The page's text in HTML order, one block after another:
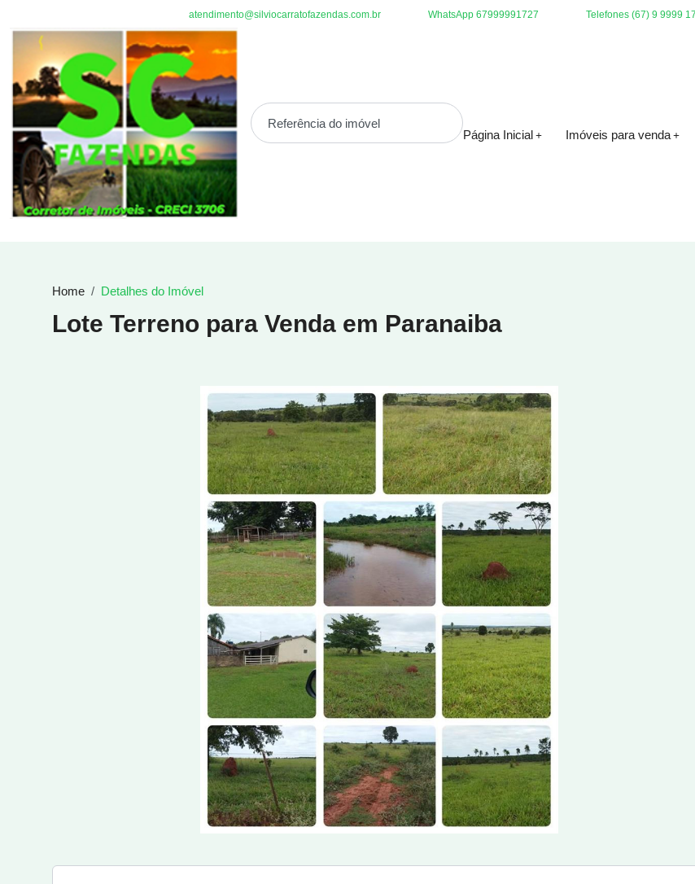
atendimento@silviocarratofazendas.com.br WhatsApp 67999991727 Telefones (67) 9 9999
Página Inicial Imóveis para venda
Home Detalhes do Imóvel
Lote Terreno para Venda em Paranaiba